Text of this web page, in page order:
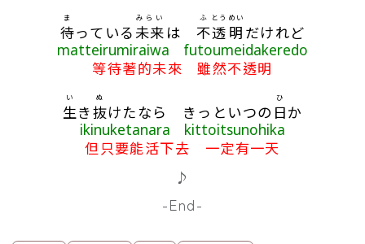
待
ま
っている未来
みらい
は 不
ふ
透明
とうめい
だけれど
matteirumiraiwa futoumeidakeredo
等待著的未來 雖然不透明
生
い
き抜
ぬ
けたなら きっといつの 日
ひ
か
ikinuketanara kittoitsunohika
但只要能活下去 一定有一天
♪
-End-